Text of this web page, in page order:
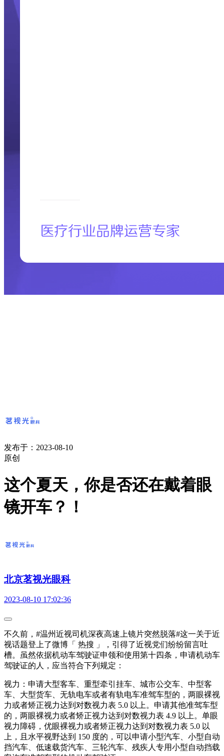
发布于：2023-08-10
原创
这个夏天，你是否还在戴着眼
镜开车？！
北京茗视光眼科
2023-08-10 17:02:36
不久前，#温州近视司机深夜高速上镜片突然脱落#这一关于近
视话题登上了微博「 热搜 」，引得了近视党们纷纷留言吐
槽。虽然依据机动车驾驶证申领和使用第十四条，申请机动车
驾驶证的人，应当符合下列规定：
视力：申请大型客车、重型牵引挂车、城市公交车、中型客
车、大型货车、无轨电车或者有轨电车准驾车型的，两眼裸视
力或者矫正视力达到对数视力表 5.0 以上。申请其他准驾车型
的，两眼裸视力或者矫正视力达到对数视力表 4.9 以上。单眼
视力障碍，优眼裸视力或者矫正视力达到对数视力表 5.0 以
上，且水平视野达到 150 度的，可以申请小型汽车、小型自动
挡汽车、低速载货汽车、三轮汽车、残疾人专用小型自动挡载